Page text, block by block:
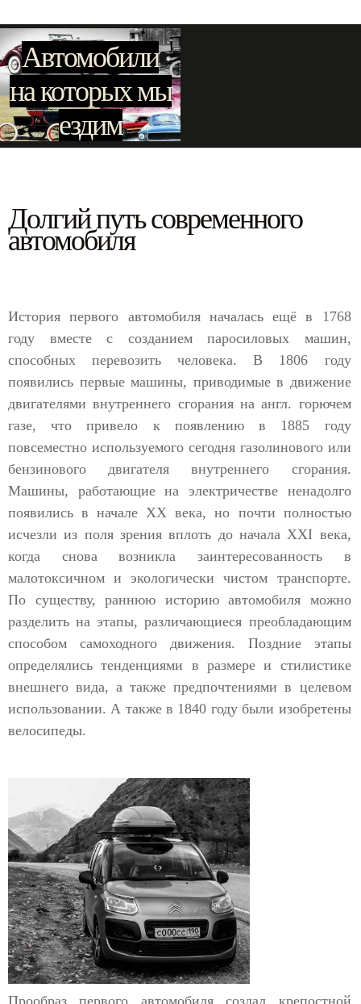
Автомобили
на которых мы
ездим
Долгий путь современного
автомобиля
История первого автомобиля началась ещё в 1768
году вместе с созданием паросиловых машин,
способных перевозить человека. В 1806 году
появились первые машины, приводимые в движение
двигателями внутреннего сгорания на англ. горючем
газе, что привело к появлению в 1885 году
повсеместно используемого сегодня газолинового или
бензинового двигателя внутреннего сгорания.
Машины, работающие на электричестве ненадолго
появились в начале XX века, но почти полностью
исчезли из поля зрения вплоть до начала XXI века,
когда снова возникла заинтересованность в
малотоксичном и экологически чистом транспорте.
По существу, раннюю историю автомобиля можно
разделить на этапы, различающиеся преобладающим
способом самоходного движения. Поздние этапы
определялись тенденциями в размере и стилистике
внешнего вида, а также предпочтениями в целевом
использовании. А также в 1840 году были изобретены
велосипеды.